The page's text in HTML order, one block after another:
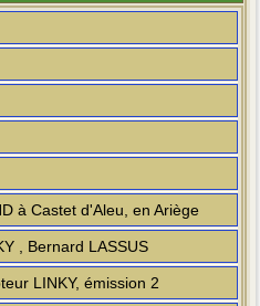
à Castet d'Aleu, en Ariège
, Bernard LASSUS
LINKY, émission 2